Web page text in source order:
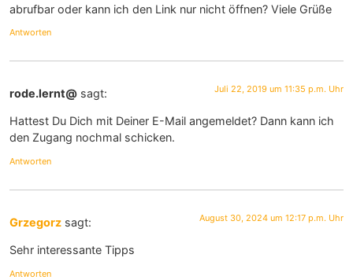
abrufbar oder kann ich den Link nur nicht öffnen? Viele Grüße
Antworten
rode.lernt@ sagt: Juli 22, 2019 um 11:35 p.m. Uhr
Hattest Du Dich mit Deiner E-Mail angemeldet? Dann kann ich
den Zugang nochmal schicken.
Antworten
Grzegorz sagt: August 30, 2024 um 12:17 p.m. Uhr
Sehr interessante Tipps
Antworten